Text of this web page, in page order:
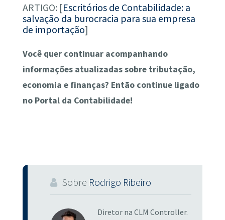
ARTIGO: [Escritórios de Contabilidade: a
salvação da burocracia para sua empresa
de importação]
Você quer continuar acompanhando
informações atualizadas sobre tributação,
economia e finanças? Então continue ligado
no Portal da Contabilidade!
Sobre Rodrigo Ribeiro
Diretor na CLM Controller.